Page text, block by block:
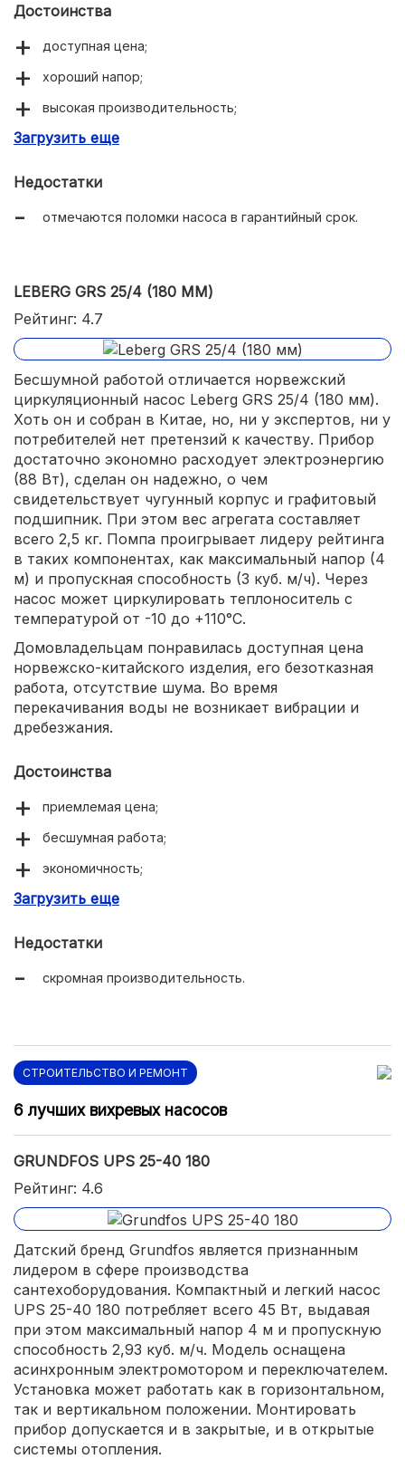
Достоинства
доступная цена;
хороший напор;
высокая производительность;
надежная конструкция.
Загрузить еще
Недостатки
отмечаются поломки насоса в гарантийный срок.
LEBERG GRS 25/4 (180 ММ)
Рейтинг: 4.7
Бесшумной работой отличается норвежский
циркуляционный насос Leberg GRS 25/4 (180 мм).
Хоть он и собран в Китае, но, ни у экспертов, ни у
потребителей нет претензий к качеству. Прибор
достаточно экономно расходует электроэнергию
(88 Вт), сделан он надежно, о чем
свидетельствует чугунный корпус и графитовый
подшипник. При этом вес агрегата составляет
всего 2,5 кг. Помпа проигрывает лидеру рейтинга
в таких компонентах, как максимальный напор (4
м) и пропускная способность (3 куб. м/ч). Через
насос может циркулировать теплоноситель с
температурой от -10 до +110°С.
Домовладельцам понравилась доступная цена
норвежско-китайского изделия, его безотказная
работа, отсутствие шума. Во время
перекачивания воды не возникает вибрации и
дребезжания.
Достоинства
приемлемая цена;
бесшумная работа;
экономичность;
надежность и долговечность.
Загрузить еще
Недостатки
скромная производительность.
СТРОИТЕЛЬСТВО И РЕМОНТ
6 лучших вихревых насосов
GRUNDFOS UPS 25-40 180
Рейтинг: 4.6
Датский бренд Grundfos является признанным
лидером в сфере производства
сантехоборудования. Компактный и легкий насос
UPS 25-40 180 потребляет всего 45 Вт, выдавая
при этом максимальный напор 4 м и пропускную
способность 2,93 куб. м/ч. Модель оснащена
асинхронным электромотором и переключателем.
Установка может работать как в горизонтальном,
так и вертикальном положении. Монтировать
прибор допускается и в закрытые, и в открытые
системы отопления.